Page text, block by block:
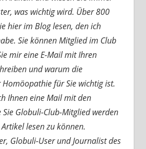
was wichtig wird. Über 800
hier im Blog lesen, den ich
Sie können Mitglied im Club
mir eine E-Mail mit Ihren
und warum die
für Sie wichtig ist.
Ihnen eine Mail mit den
Globuli-Club-Mitglied werden
lesen zu können.
Globuli-User und Journalist des